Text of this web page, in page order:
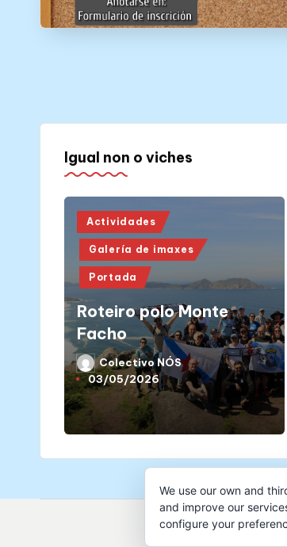
de
entradas
Igual non o viches
Posted
in
Actividades
Galería de imaxes
Portada
Roteiro polo Monte
Facho
Posted
by
Colectivo NÓS
03/05/2026
We use our own and
and improve our
configure your